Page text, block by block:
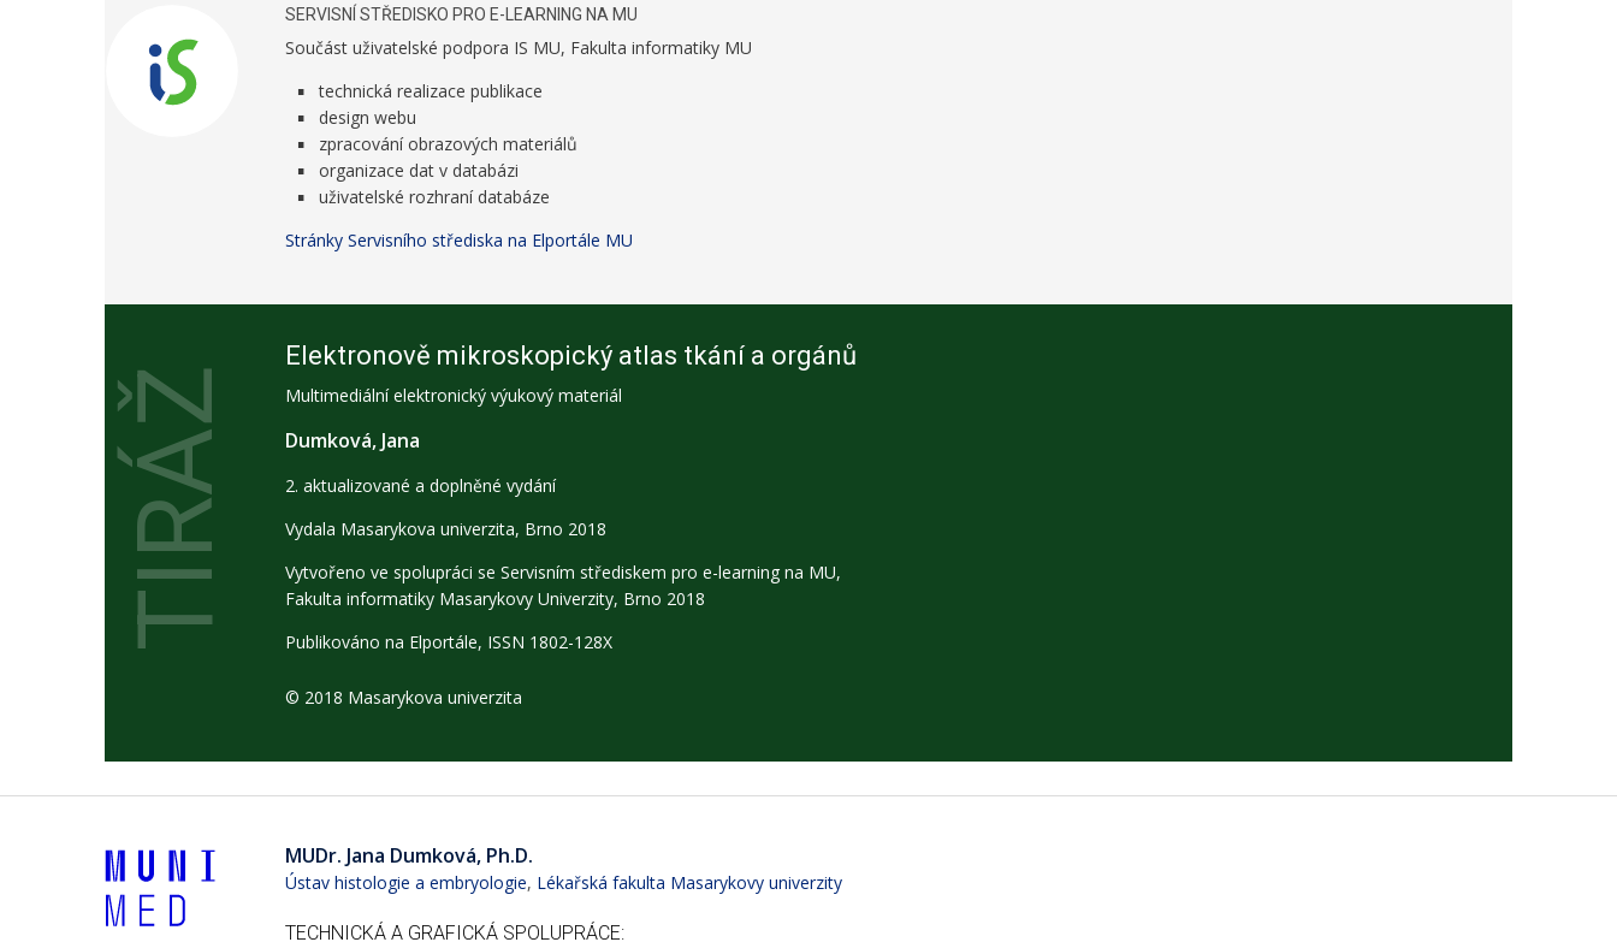
SERVISNÍ STŘEDISKO PRO E-LEARNING NA MU
Součást uživatelské podpora IS MU, Fakulta informatiky MU
technická realizace publikace
design webu
zpracování obrazových materiálů
organizace dat v databázi
uživatelské rozhraní databáze
Stránky Servisního střediska na Elportále MU
TIRÁŽ
Elektronově mikroskopický atlas tkání a orgánů
Multimediální elektronický výukový materiál
Dumková, Jana
2. aktualizované a doplněné vydání
Vydala Masarykova univerzita, Brno 2018
Vytvořeno ve spolupráci se Servisním střediskem pro e-learning na MU,
Fakulta informatiky Masarykovy Univerzity, Brno 2018
Publikováno na Elportále, ISSN 1802-128X
© 2018 Masarykova univerzita
MUDr. Jana Dumková, Ph.D.
Ústav histologie a embryologie, Lékařská fakulta Masarykovy univerzity
TECHNICKÁ A GRAFICKÁ SPOLUPRÁCE: